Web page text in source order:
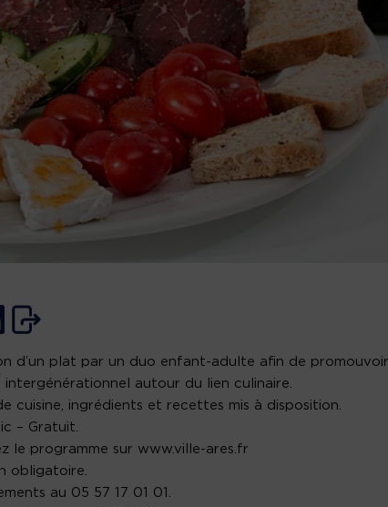
d’un plat par un duo enfant-adulte afin de
intergénérationnel autour du lien culinaire.
cuisine, ingrédients et recettes mis à disposition.
– Gratuit.
le programme sur www.ville-ares.fr
obligatoire.
au 05 57 17 01 01.